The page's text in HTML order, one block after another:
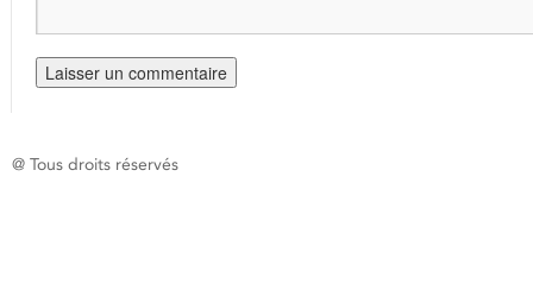
@ Tous droits réservés